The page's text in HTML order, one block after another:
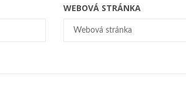
WEBOVÁ STRÁNKA